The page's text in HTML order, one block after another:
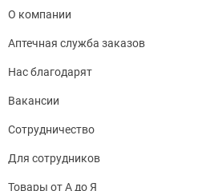
О компании
Аптечная служба заказов
Нас благодарят
Вакансии
Сотрудничество
Для сотрудников
Товары от А до Я